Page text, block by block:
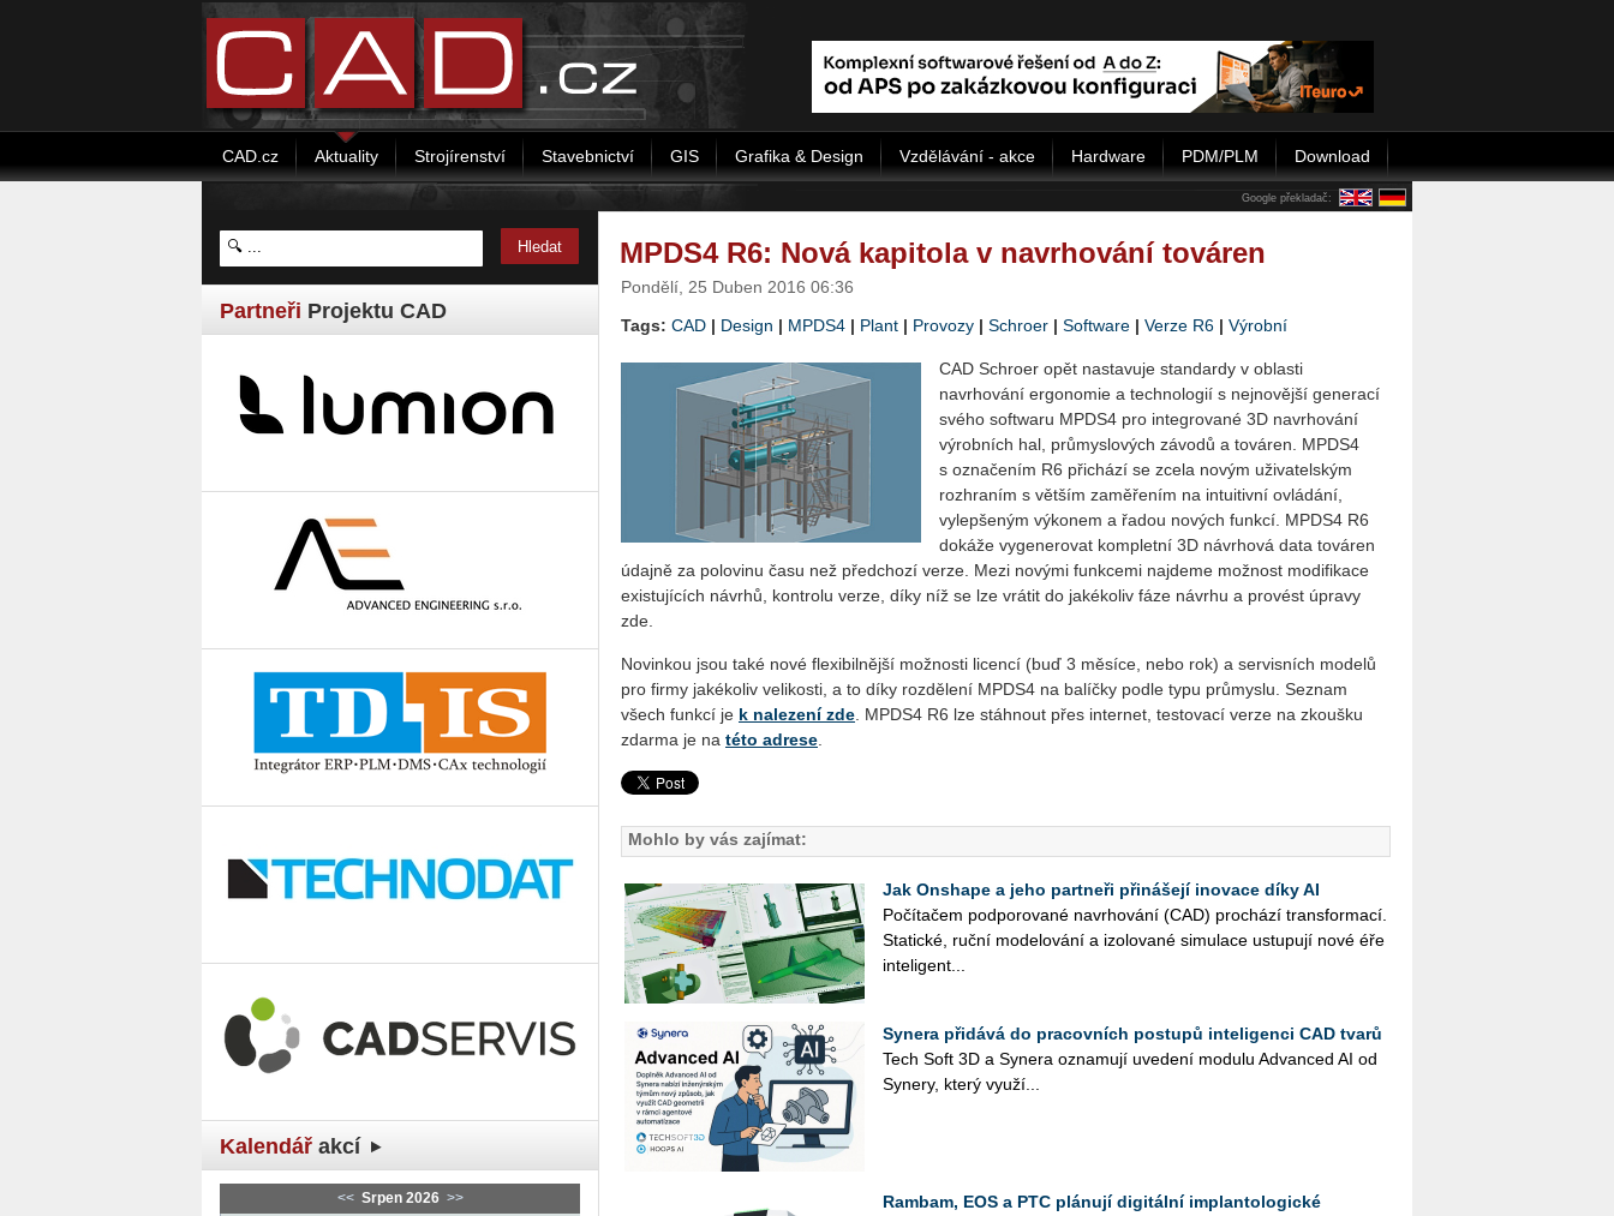
CAD.cz Aktuality Strojírenství Stavebnictví GIS Grafika & Design Vzdělávání - akce Hardware PDM/PLM Download
Google překladač:
Partneři Projektu CAD
Kalendář akcí
<< Srpen 2026 >>
MPDS4 R6: Nová kapitola v navrhování továren
Pondělí, 25 Duben 2016 06:36
Tags: CAD | Design | MPDS4 | Plant | Provozy | Schroer | Software | Verze R6 | Výrobní
CAD Schroer opět nastavuje standardy v oblasti
navrhování ergonomie a technologií s nejnovější generací
svého softwaru MPDS4 pro integrované 3D navrhování
výrobních hal, průmyslových závodů a továren. MPDS4
s označením R6 přichází se zcela novým uživatelským
rozhraním s větším zaměřením na intuitivní ovládání,
vylepšeným výkonem a řadou nových funkcí. MPDS4 R6
dokáže vygenerovat kompletní 3D návrhová data továren
údajně za polovinu času než předchozí verze. Mezi novými funkcemi najdeme možnost modifikace
existujících návrhů, kontrolu verze, díky níž se lze vrátit do jakékoliv fáze návrhu a provést úpravy
zde.
Novinkou jsou také nové flexibilnější možnosti licencí (buď 3 měsíce, nebo rok) a servisních modelů
pro firmy jakékoliv velikosti, a to díky rozdělení MPDS4 na balíčky podle typu průmyslu. Seznam
všech funkcí je k nalezení zde . MPDS4 R6 lze stáhnout přes internet, testovací verze na zkoušku
zdarma je na této adrese
Mohlo by vás zajímat:
Jak Onshape a jeho partneři přinášejí inovace díky AI
Po­čí­ta­čem pod­po­ro­va­né na­vr­ho­vá­ní (CAD) pro­chá­zí trans­for­ma­cí.
Sta­tic­ké, ruční mo­de­lo­vá­ní a izo­lo­va­né si­mu­la­ce ustu­pu­jí nové éře
in­te­li­gent­...
Synera přidává do pracovních postupů inteligenci CAD tvarů
Tech Soft 3D a Sy­ne­ra ozna­mu­jí uve­de­ní mo­du­lu Advan­ced AI od
Sy­ne­ry, který vy­u­ží...
Rambam, EOS a PTC plánují digitální implantologické